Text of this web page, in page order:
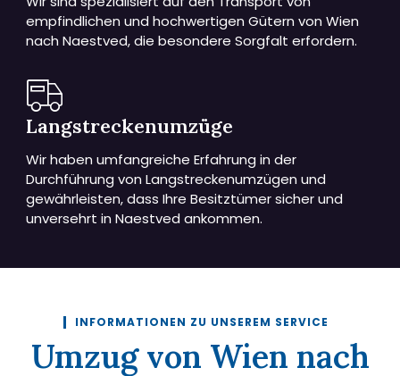
empfindlichen und hochwertigen Gütern von Wien
nach Naestved, die besondere Sorgfalt erfordern.
Langstreckenumzüge
Wir haben umfangreiche Erfahrung in der
Durchführung von Langstreckenumzügen und
gewährleisten, dass Ihre Besitztümer sicher und
unversehrt in Naestved ankommen.
INFORMATIONEN ZU UNSEREM SERVICE
Umzug von Wien nach